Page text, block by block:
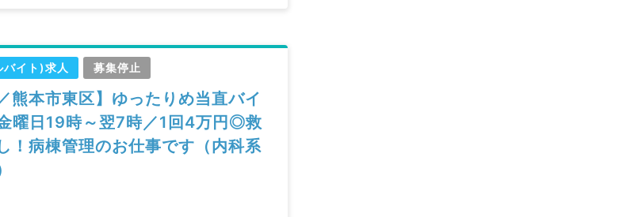
イト)求人 募集停止
熊本市東区】ゆったりめ当直バイ
曜日19時～翌7時／1回4万円◎救
！病棟管理のお仕事です（内科系